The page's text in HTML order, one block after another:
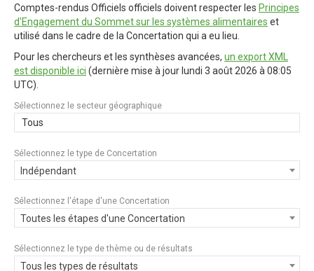
Comptes-rendus Officiels officiels doivent respecter les Principes
d'Engagement du Sommet sur les systèmes alimentaires et
utilisé dans le cadre de la Concertation qui a eu lieu.
Pour les chercheurs et les synthèses avancées, un export XML
est disponible ici (dernière mise à jour lundi 3 août 2026 à 08:05
UTC).
Sélectionnez le secteur géographique
Tous
Sélectionnez le type de Concertation
Indépendant
Sélectionnez l'étape d'une Concertation
Toutes les étapes d'une Concertation
Sélectionnez le type de thème ou de résultats
Tous les types de résultats